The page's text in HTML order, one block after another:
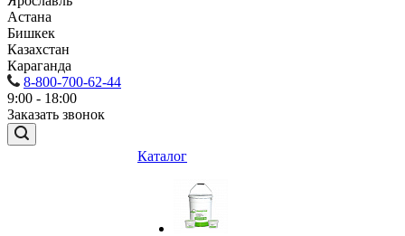
Астана
Бишкек
Казахстан
Караганда
8-800-700-62-44
9:00 - 18:00
Заказать звонок
Каталог